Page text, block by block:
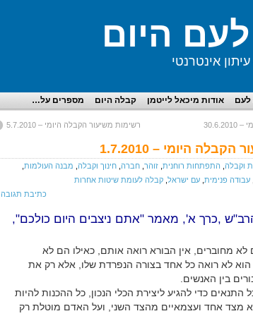
היום
אינטרנטי
לעם אודות מיכאל לייטמן קבלה היום מספרים על…
רשימות משיעור הקבלה היומי – 5.7.2010
היומי – 1.7.2010
וקבלה התפתחות רוחנית זוהר חברה חינוך וקבלה מבנה העולמות
עבודה פנימית עם ישראל קבלה לעומת שיטות אחרות
כתיבת תגובה
,כרך א', מאמר "אתם ניצבים היום כולכם",
מחוברים, אין הבורא רואה אותם, כאילו הם לא
הוא לא רואה כל אחד בצורה הנפרדת שלו, אלא רק את
בין האנשים.
התנאים כדי להגיע ליצירת הכלי הנכון, כל ההכנות להיות
מצד אחד ועצמאיים מהצד השני, ועל האדם מוטלת רק